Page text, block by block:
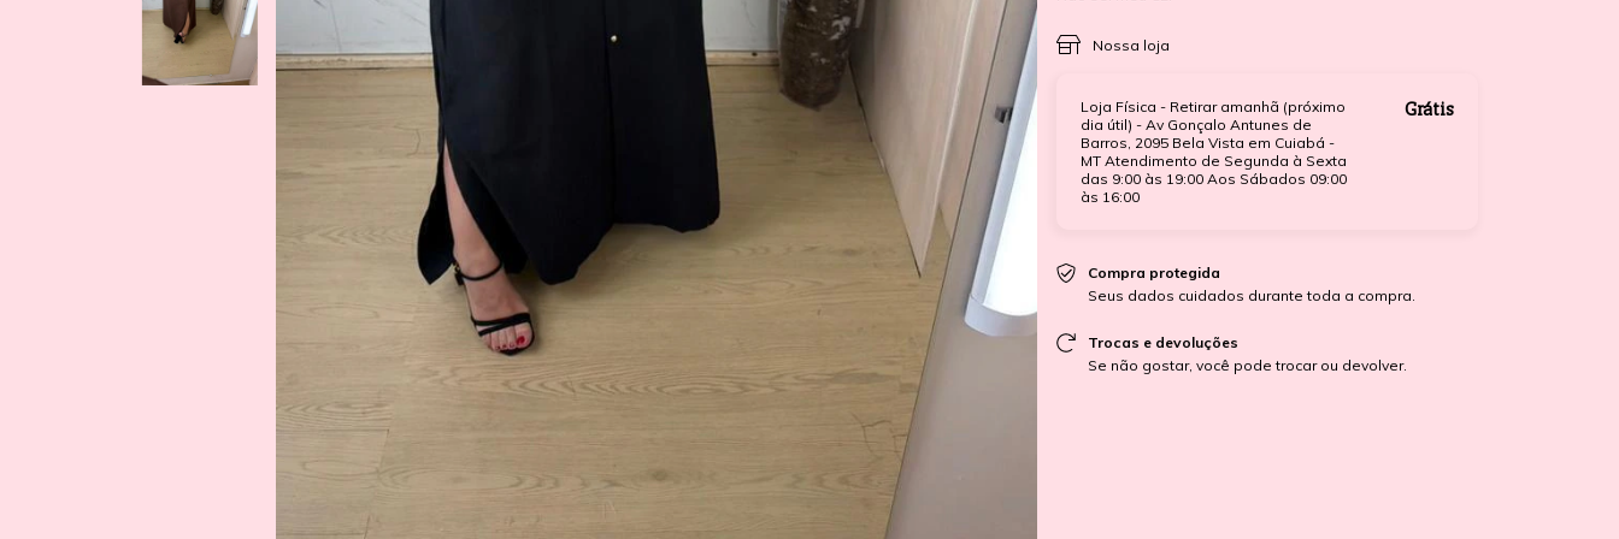
Nossa loja
Loja Física - Retirar amanhã (próximo
dia útil) - Av Gonçalo Antunes de
Barros, 2095 Bela Vista em Cuiabá -
MT Atendimento de Segunda à Sexta
das 9:00 às 19:00 Aos Sábados 09:00
às 16:00
Grátis
Compra protegida
Seus dados cuidados durante toda a compra.
Trocas e devoluções
Se não gostar, você pode trocar ou devolver.